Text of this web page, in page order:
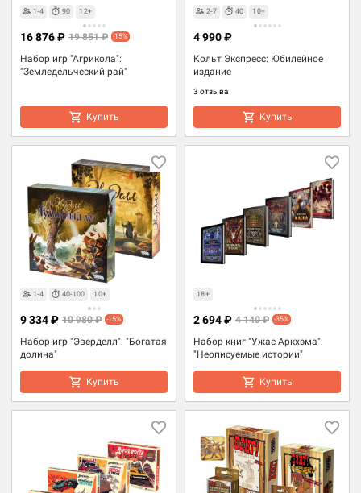
1-4 90 12+
Набор игр "Агрикола":
"Земледельческий рай"
16 876 ₽ 19 851 ₽ -15%
Купить
2-7 40 10+
Кольт Экспресс: Юбилейное
издание
3 отзыва
4 990 ₽
Купить
1-4 40-100 10+
Набор игр "Эверделл": "Богатая
долина"
9 334 ₽ 10 980 ₽ -15%
Купить
18+
Набор книг "Ужас Аркхэма":
"Неописуемые истории"
2 694 ₽ 4 140 ₽ -35%
Купить